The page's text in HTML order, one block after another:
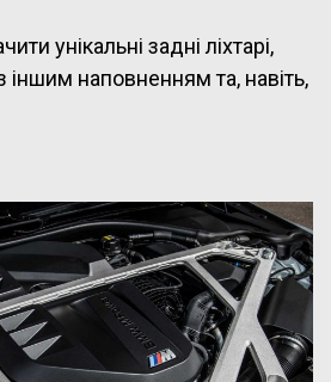
унікальні задні ліхтарі,
іншим наповненням та, навіть,